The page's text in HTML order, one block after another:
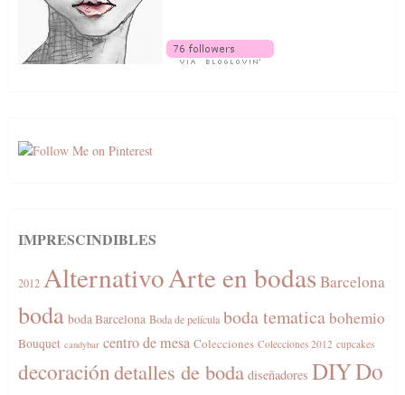
IMPRESCINDIBLES
2012 AlternativoArte en bodas Barcelona
boda boda Barcelona Boda de película boda tematicabohemio
Bouquet candybar centro de mesa Colecciones Colecciones 2012 cupcakes
decoracióndetalles de boda diseñadores DIYDo